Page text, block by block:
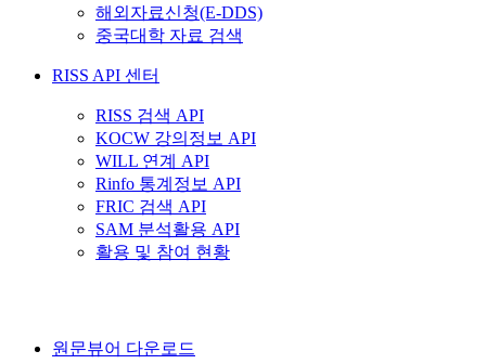
해외자료신청(E-DDS)
중국대학 자료 검색
RISS API 센터
RISS 검색 API
KOCW 강의정보 API
WILL 연계 API
Rinfo 통계정보 API
FRIC 검색 API
SAM 분석활용 API
활용 및 참여 현황
원문뷰어 다운로드